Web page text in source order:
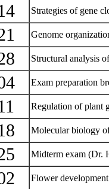
Strategies of gene
Genome
Structural analysis
Exam preparation
Regulation of plant
Molecular biology
Midterm exam (Dr.
Flower